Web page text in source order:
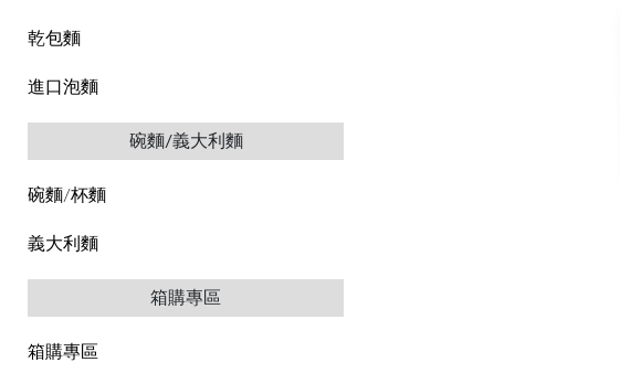
乾包麵
進口泡麵
碗麵/義大利麵
碗麵/杯麵
義大利麵
箱購專區
箱購專區